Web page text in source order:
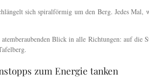
sich spiralförmig um den Berg. Jedes Mal,
Blick in alle Richtungen: auf die
zum Energie tanken